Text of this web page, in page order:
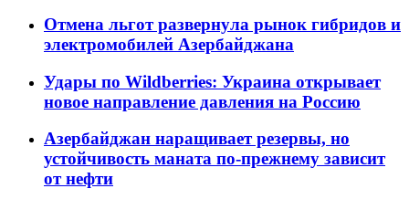
Отмена льгот развернула рынок гибридов и
электромобилей Азербайджана
Удары по Wildberries: Украина открывает
новое направление давления на Россию
Азербайджан наращивает резервы, но
устойчивость маната по-прежнему зависит
от нефти